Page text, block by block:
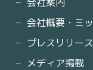
会社概要・ミ
プレスリリース
メディア掲載